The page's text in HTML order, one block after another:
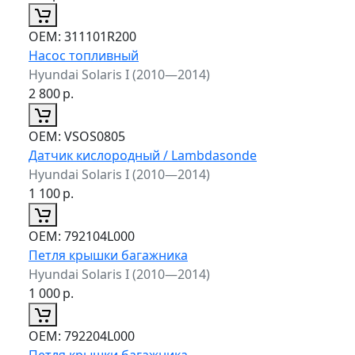
ОЕМ: 311101R200
Насос топливный
Hyundai Solaris I (2010—2014)
2 800р.
ОЕМ: VSOS0805
Датчик кислородный / Lambdasonde
Hyundai Solaris I (2010—2014)
1 100р.
ОЕМ: 792104L000
Петля крышки багажника
Hyundai Solaris I (2010—2014)
1 000р.
ОЕМ: 792204L000